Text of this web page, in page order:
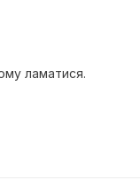
ламатися.